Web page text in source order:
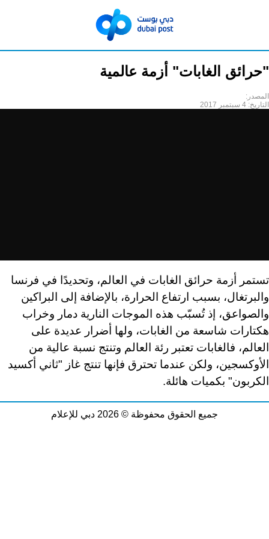
"حرائق الغابات" أزمة عالمية
المصدر:
التاريخ: 4 سبتمبر 2017
تستمر أزمة حرائق الغابات في العالم، وتحديدًا في فرنسا
والبرتغال، بسبب ارتفاع الحرارة، بالإضافة إلى البراكين
والصواعق، إذ تُسبّب هذه الموجات النارية دمار وخراب
هكتارات شاسعة من الغابات، ولها أضرار عديدة على
العالم، فالغابات تعتبر رئة العالم وتنتج نسبة عالية من
الأوكسجين، ولكن عندما تحترق فإنها تنتج غاز "ثاني أكسيد
الكربون" بكميات هائلة.
جميع الحقوق محفوظة © 2026 دبي للإعلام